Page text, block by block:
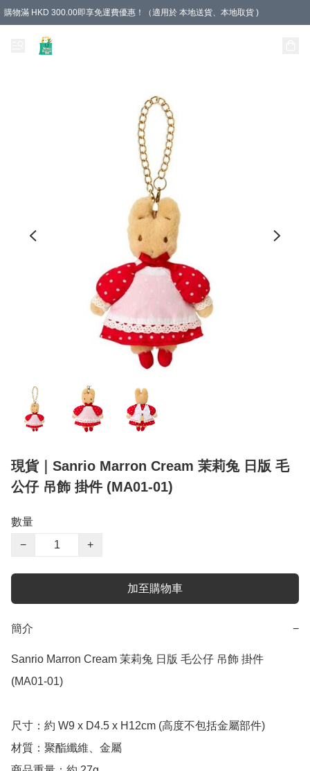
購物滿 HKD 300.00即享免運費優惠！（適用於 本地送貨、本地取貨 )
現貨｜Sanrio Marron Cream 茉莉兔 日版 毛
公仔 吊飾 掛件 (MA01-01)
數量
−
+
加至購物車
簡介 −
Sanrio Marron Cream 茉莉兔 日版 毛公仔 吊飾 掛件
(MA01-01)
尺寸：約 W9 x D4.5 x H12cm (高度不包括金屬部件)
材質：聚酯纖維、金屬